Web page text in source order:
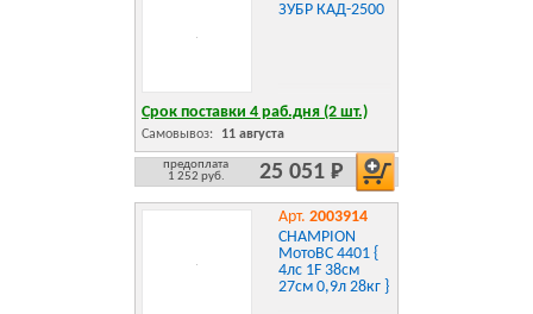
ЗУБР КАД-2500
Срок поставки 4 раб.дня (2 шт.)
Самовывоз: 11 августа
предоплата
1 252 руб.
25 051 Р
Арт. 2003914
CHAMPION
МотоBC 4401 {
4лс 1F 38см
27см 0,9л 28кг }